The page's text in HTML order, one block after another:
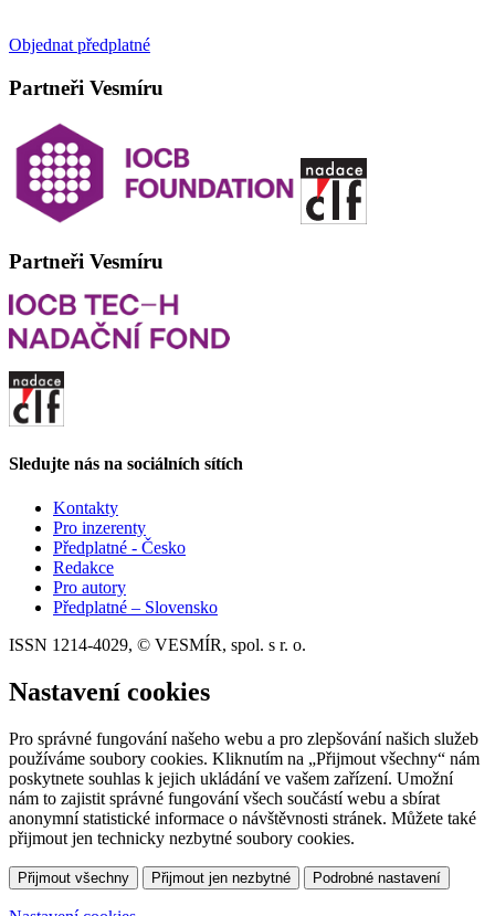
Objednat předplatné
Partneři Vesmíru
Partneři Vesmíru
Sledujte nás na sociálních sítích
Kontakty
Pro inzerenty
Předplatné - Česko
Redakce
Pro autory
Předplatné – Slovensko
ISSN 1214-4029, © VESMÍR, spol. s r. o.
Nastavení cookies
Pro správné fungování našeho webu a pro zlepšování našich služeb
používáme soubory cookies. Kliknutím na „Přijmout všechny“ nám
poskytnete souhlas k jejich ukládání ve vašem zařízení. Umožní
nám to zajistit správné fungování všech součástí webu a sbírat
anonymní statistické informace o návštěvnosti stránek. Můžete také
přijmout jen technicky nezbytné soubory cookies.
Přijmout všechny Přijmout jen nezbytné Podrobné nastavení